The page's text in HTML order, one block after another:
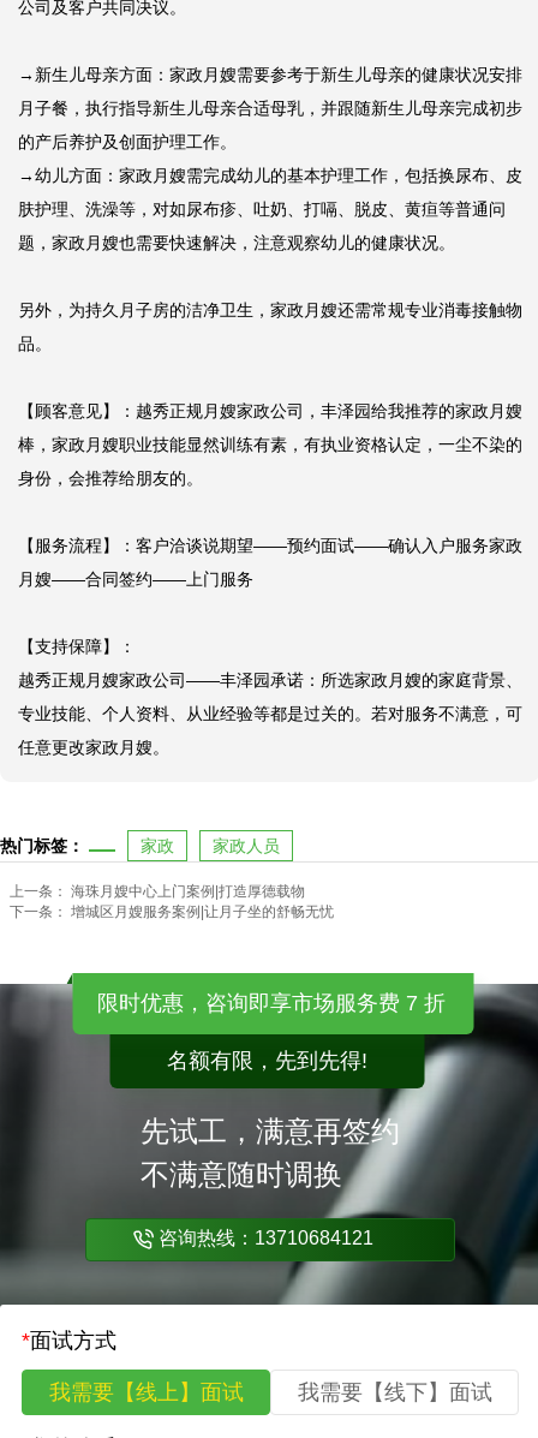
公司及客户共同决议。
→新生儿母亲方面：家政月嫂需要参考于新生儿母亲的健康状况安排
月子餐，执行指导新生儿母亲合适母乳，并跟随新生儿母亲完成初步
的产后养护及创面护理工作。
→幼儿方面：家政月嫂需完成幼儿的基本护理工作，包括换尿布、皮
肤护理、洗澡等，对如尿布疹、吐奶、打嗝、脱皮、黄疸等普通问
题，家政月嫂也需要快速解决，注意观察幼儿的健康状况。
另外，为持久月子房的洁净卫生，家政月嫂还需常规专业消毒接触物
品。
【顾客意见】：越秀正规月嫂家政公司，丰泽园给我推荐的家政月嫂
棒，家政月嫂职业技能显然训练有素，有执业资格认定，一尘不染的
身份，会推荐给朋友的。
【服务流程】：客户洽谈说期望——预约面试——确认入户服务家政
月嫂——合同签约——上门服务
【支持保障】：
越秀正规月嫂家政公司——丰泽园承诺：所选家政月嫂的家庭背景、
专业技能、个人资料、从业经验等都是过关的。若对服务不满意，可
任意更改家政月嫂。
热门标签： 家政 家政人员
上一条： 海珠月嫂中心上门案例|打造厚德载物
下一条： 增城区月嫂服务案例|让月子坐的舒畅无忧
限时优惠，咨询即享市场服务费 7 折
名额有限，先到先得!
先试工，满意再签约
不满意随时调换
咨询热线：13710684121
*面试方式
我需要【线上】面试 我需要【线下】面试